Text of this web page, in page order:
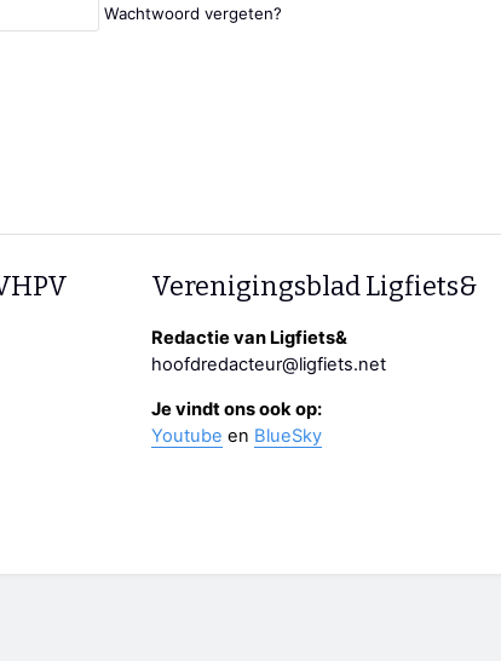
Wachtwoord vergeten?
Verenigingsblad Ligfiets&
Redactie van Ligfiets&
hoofdredacteur@ligfiets.net
Je vindt ons ook op:
Youtube en BlueSky